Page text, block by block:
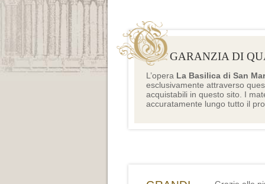
GARANZIA DI
L’opera La Basilica di San
esclusivamente attraverso
acquistabili in questo sito. I
accuratamente lungo tutto il